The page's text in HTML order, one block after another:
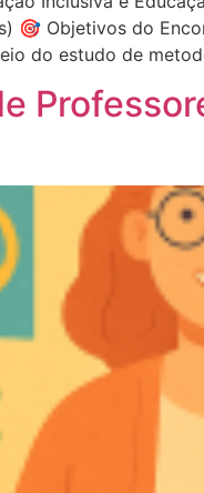
🎯 Objetivos do
do estudo de